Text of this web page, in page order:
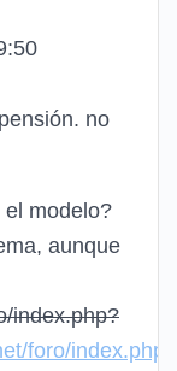
no
el modelo?
aunque
index.php?
foro/index.php?